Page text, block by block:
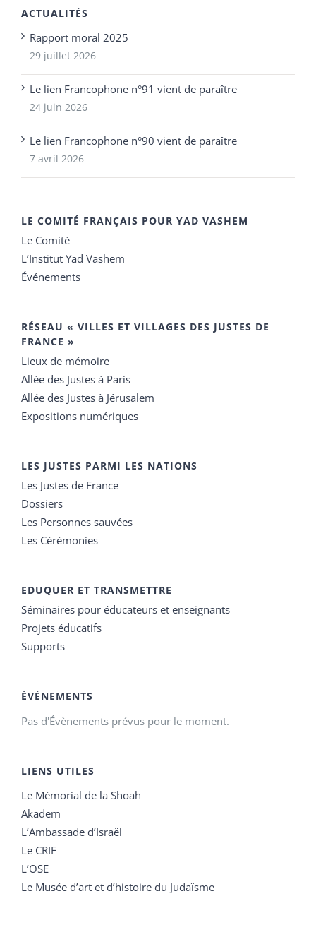
ACTUALITÉS
Rapport moral 2025
29 juillet 2026
Le lien Francophone n°91 vient de paraître
24 juin 2026
Le lien Francophone n°90 vient de paraître
7 avril 2026
LE COMITÉ FRANÇAIS POUR YAD VASHEM
Le Comité
L’Institut Yad Vashem
Événements
RÉSEAU « VILLES ET VILLAGES DES JUSTES DE
FRANCE »
Lieux de mémoire
Allée des Justes à Paris
Allée des Justes à Jérusalem
Expositions numériques
LES JUSTES PARMI LES NATIONS
Les Justes de France
Dossiers
Les Personnes sauvées
Les Cérémonies
EDUQUER ET TRANSMETTRE
Séminaires pour éducateurs et enseignants
Projets éducatifs
Supports
ÉVÉNEMENTS
Pas d'Évènements prévus pour le moment.
LIENS UTILES
Le Mémorial de la Shoah
Akadem
L’Ambassade d’Israël
Le CRIF
L’OSE
Le Musée d’art et d’histoire du Judaïsme